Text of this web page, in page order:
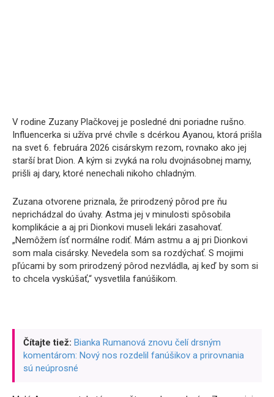
V rodine Zuzany Plačkovej je posledné dni poriadne rušno.
Influencerka si užíva prvé chvíle s dcérkou Ayanou, ktorá prišla
na svet 6. februára 2026 cisárskym rezom, rovnako ako jej
starší brat Dion. A kým si zvyká na rolu dvojnásobnej mamy,
prišli aj dary, ktoré nenechali nikoho chladným.
Zuzana otvorene priznala, že prirodzený pôrod pre ňu
neprichádzal do úvahy. Astma jej v minulosti spôsobila
komplikácie a aj pri Dionkovi museli lekári zasahovať.
„Nemôžem ísť normálne rodiť. Mám astmu a aj pri Dionkovi
som mala cisársky. Nevedela som sa rozdýchať. S mojimi
pľúcami by som prirodzený pôrod nezvládla, aj keď by som si
to chcela vyskúšať,“ vysvetlila fanúšikom.
Čítajte tiež: Bianka Rumanová znovu čelí drsným
komentárom: Nový nos rozdelil fanúšikov a prirovnania
sú neúprosné